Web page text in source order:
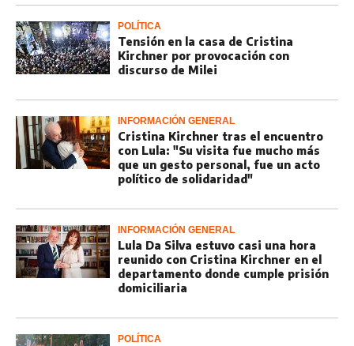
POLÍTICA
Tensión en la casa de Cristina
Kirchner por provocación con
discurso de Milei
INFORMACIÓN GENERAL
Cristina Kirchner tras el encuentro
con Lula: "Su visita fue mucho más
que un gesto personal, fue un acto
político de solidaridad"
INFORMACIÓN GENERAL
Lula Da Silva estuvo casi una hora
reunido con Cristina Kirchner en el
departamento donde cumple prisión
domiciliaria
POLÍTICA